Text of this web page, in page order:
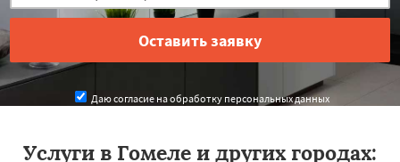
Даю согласие на обработку персональных данных
Услуги в Гомеле и других городах: